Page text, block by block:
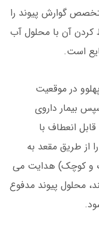
گوارش پیوند را
کردن آن با محلول آب
در موقعیت
بیمار داروی
انعطاف با
از طریق مقعد به
و کوچک) هدایت می
محلول پیوند مدفوع